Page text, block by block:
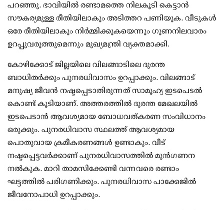
പറഞ്ഞു. ഭാവിയില്‍ രണ്ടാമത്തെ നിലകൂടി കെട്ടാന്‍
സൗകര്യമുള്ള രീതിയിലാകും അടിത്തറ പണിയുക. വീടുകള്‍
ഒരേ രീതിയിലാകും നിര്‍മ്മിക്കുകയെന്നും ഗുണനിലവാരം
ഉറപ്പുവരുത്തുമെന്നും മുഖ്യമന്ത്രി വ്യക്തമാക്കി.
കോഴിക്കോട് ജില്ലയിലെ വിലങ്ങാടിലെ ദുരന്ത
ബാധിതര്‍ക്കും പുനരധിവാസം ഉറപ്പാക്കും. വിലങ്ങാട്
മനുഷ്യ ജീവന്‍ നഷ്ടപ്പെടാതിരുന്നത് സാമൂഹ്യ ഇടപെടല്‍
കൊണ്ട് കൂടിയാണ്. അത്തരത്തില്‍ ദുരന്ത മേഖലയില്‍
ഇടപെടാന്‍ ആവശ്യമായ ബോധവത്കരണ സംവിധാനം
ഒരുക്കും. പുനരധിവാസ സ്ഥലത്ത് ആവശ്യമായ
പൊതുവായ ക്രമീകരണങ്ങള്‍ ഉണ്ടാകും. വീട്
നഷ്ടപ്പെട്ടവര്‍ക്കാണ് പുനരധിവാസത്തില്‍ മുന്‍ഗണന
നല്‍കുക. മാറി താമസിക്കേണ്ടി വന്നവരെ രണ്ടാം
ഘട്ടത്തില്‍ പരിഗണിക്കും. പുനരധിവാസ പാക്കേജില്‍
ജീവനോപാധി ഉറപ്പാക്കും.